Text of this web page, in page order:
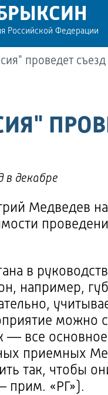
Российской Федерации
проведет
в декабре
Медведев
в
, например,
можно
— все
приемных
так, чтобы
прим. «РГ»).